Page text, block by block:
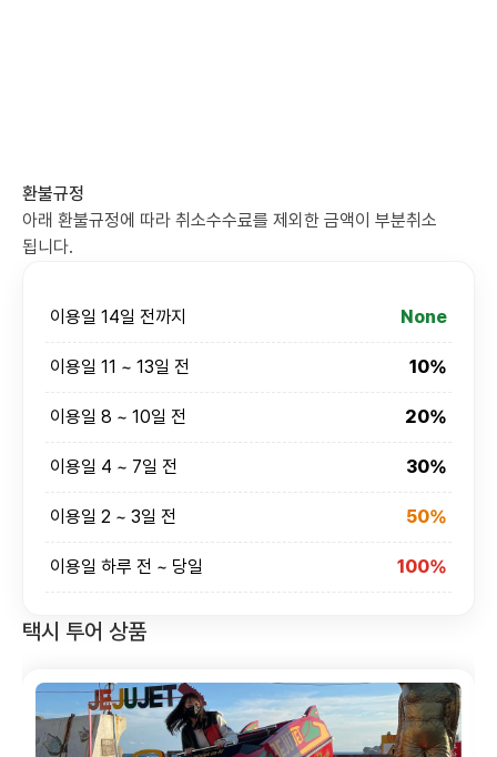
환불규정
아래 환불규정에 따라 취소수수료를 제외한 금액이 부분취소
됩니다.
이용일 14일 전까지 None
이용일 11 ~ 13일 전 10%
이용일 8 ~ 10일 전 20%
이용일 4 ~ 7일 전 30%
이용일 2 ~ 3일 전 50%
이용일 하루 전 ~ 당일 100%
택시 투어 상품